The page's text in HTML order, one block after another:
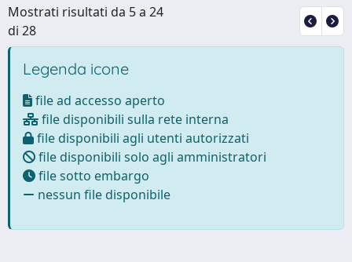
Mostrati risultati da 5 a 24
di 28
Legenda icone
file ad accesso aperto
file disponibili sulla rete interna
file disponibili agli utenti autorizzati
file disponibili solo agli amministratori
file sotto embargo
nessun file disponibile